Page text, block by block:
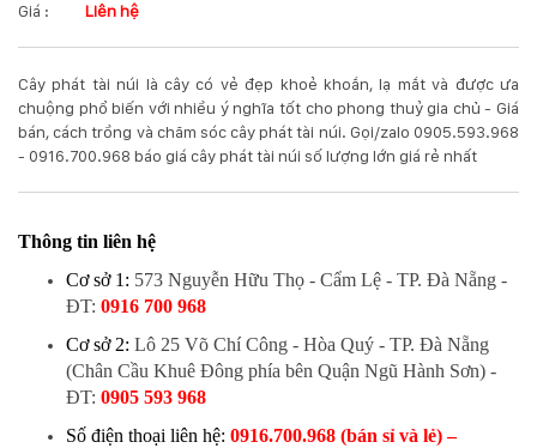
LIÊN
HỆ
Hotline
0931.914.968
hoasenvietdn@gmail.com
Giá : Liên hệ
Cây phát tài núi là cây có vẻ đẹp khoẻ khoắn, lạ mắt và được ưa
chuộng phổ biến với nhiều ý nghĩa tốt cho phong thuỷ gia chủ - Giá
bán, cách trồng và chăm sóc cây phát tài núi. Gọi/zalo 0905.593.968
- 0916.700.968 báo giá cây phát tài núi số lượng lớn giá rẻ nhất
Thông tin liên hệ
Cơ sở 1: 573 Nguyễn Hữu Thọ - Cẩm Lệ - TP. Đà Nẵng -
ĐT: 0916 700 968
Cơ sở 2: Lô 25 Võ Chí Công - Hòa Quý - TP. Đà Nẵng
(Chân Cầu Khuê Đông phía bên Quận Ngũ Hành Sơn) -
ĐT: 0905 593 968
Số điện thoại liên hệ: 0916.700.968 (bán sỉ và lẻ) –